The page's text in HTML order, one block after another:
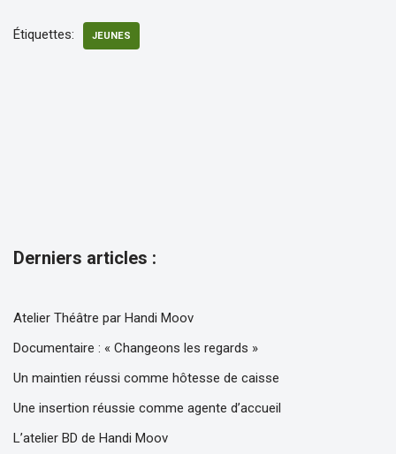
Étiquettes: JEUNES
Derniers articles :
Atelier Théâtre par Handi Moov
Documentaire : « Changeons les regards »
Un maintien réussi comme hôtesse de caisse
Une insertion réussie comme agente d’accueil
L’atelier BD de Handi Moov